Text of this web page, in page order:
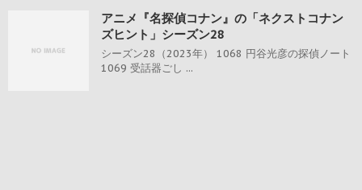
アニメ『名探偵コナン』の「ネクストコナン
ズヒント」シーズン28
シーズン28（2023年） 1068 円谷光彦の探偵ノート
1069 受話器ごし ...